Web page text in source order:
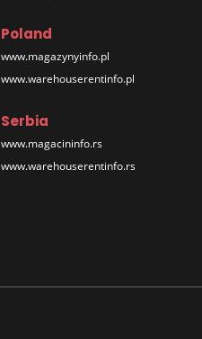
Poland
www.magazynyinfo.pl
www.warehouserentinfo.pl
Serbia
www.magacininfo.rs
www.warehouserentinfo.rs